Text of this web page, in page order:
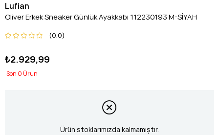
Lufian
Oliver Erkek Sneaker Günlük Ayakkabı 112230193 M-SİYAH
0.0
₺2.929,99
0
Ürün stoklarımızda kalmamıştır.